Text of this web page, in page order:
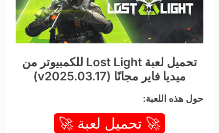
تحميل لعبة Lost Light للكمبيوتر من
ميديا فاير مجانًا (v2025.03.17)
حول هذه اللعبة:
🚀 تحميل لعبة 🚀